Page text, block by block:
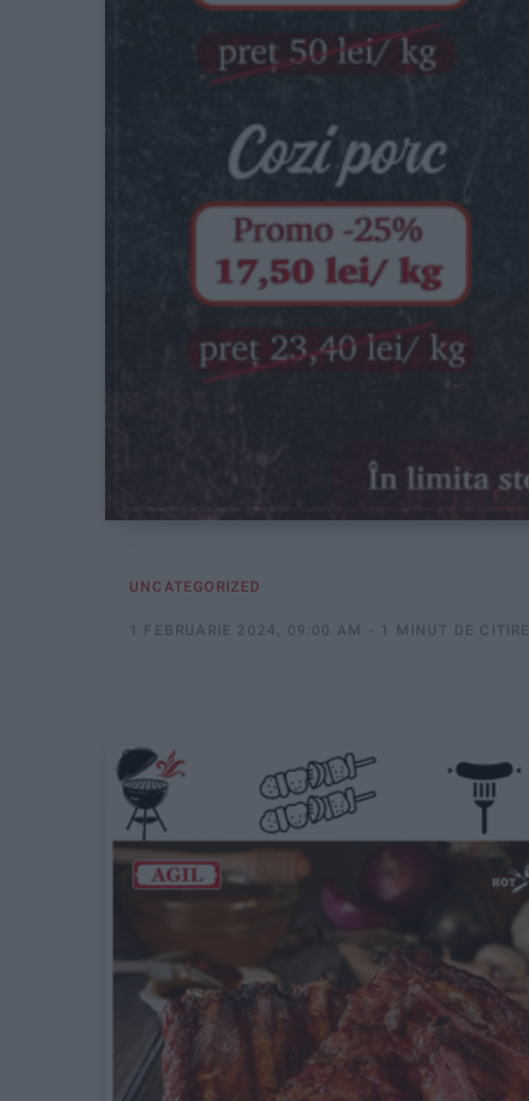
UNCATEGORIZED
1 FEBRUARIE 2024, 09:00 AM 1 MINUT DE CITIRE